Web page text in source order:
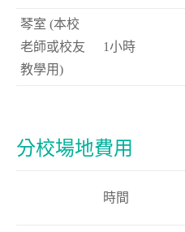
琴室 (本校
老師或校友
教學用)
1小時
分校場地費用
時間